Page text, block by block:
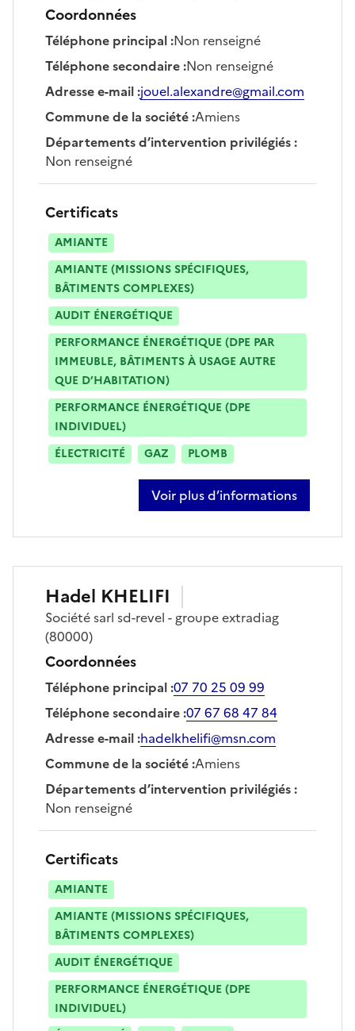
Coordonnées
Téléphone principal:Non renseigné
Téléphone secondaire:Non renseigné
Adresse e-mail:jouel.alexandre@gmail.com
Commune de la société:Amiens
Départements d’intervention privilégiés:
Non renseigné
Certificats
AMIANTE
AMIANTE (MISSIONS SPÉCIFIQUES,
BÂTIMENTS COMPLEXES)
AUDIT ÉNERGÉTIQUE
PERFORMANCE ÉNERGÉTIQUE (DPE PAR
IMMEUBLE, BÂTIMENTS À USAGE AUTRE
QUE D’HABITATION)
PERFORMANCE ÉNERGÉTIQUE (DPE
INDIVIDUEL)
ÉLECTRICITÉ
GAZ PLOMB
Voir plus d’informations
sur alexandre jouel
Hadel KHELIFI
Sociétésarl sd-revel - groupe extradiag
(80000)
Coordonnées
Téléphone principal:07 70 25 09 99
Téléphone secondaire:07 67 68 47 84
Adresse e-mail:hadelkhelifi@msn.com
Commune de la société:Amiens
Départements d’intervention privilégiés:
Non renseigné
Certificats
AMIANTE
AMIANTE (MISSIONS SPÉCIFIQUES,
BÂTIMENTS COMPLEXES)
AUDIT ÉNERGÉTIQUE
PERFORMANCE ÉNERGÉTIQUE (DPE
INDIVIDUEL)